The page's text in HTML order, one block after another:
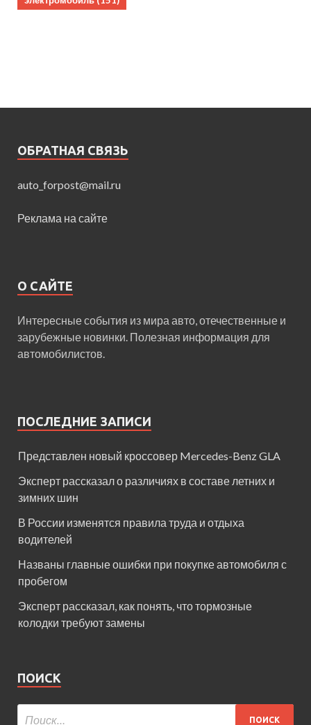
ОБРАТНАЯ СВЯЗЬ
auto_forpost@mail.ru
Реклама на сайте
О САЙТЕ
Интересные события из мира авто, отечественные и
зарубежные новинки. Полезная информация для
автомобилистов.
ПОСЛЕДНИЕ ЗАПИСИ
Представлен новый кроссовер Mercedes-Benz GLA
Эксперт рассказал о различиях в составе летних и
зимних шин
В России изменятся правила труда и отдыха
водителей
Названы главные ошибки при покупке автомобиля с
пробегом
Эксперт рассказал, как понять, что тормозные
колодки требуют замены
ПОИСК